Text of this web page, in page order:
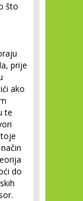
što
prije
ako
te
do